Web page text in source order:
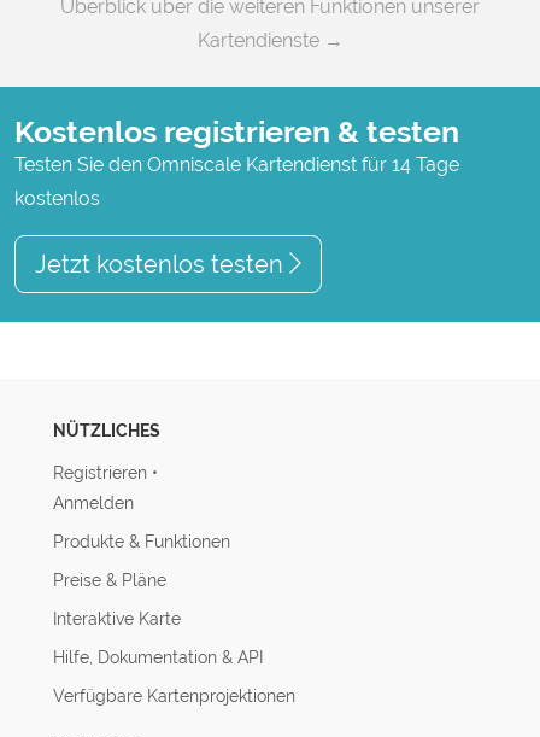
Überblick über die weiteren Funktionen unserer
Kartendienste →
Kostenlos registrieren & testen
Testen Sie den Omniscale Kartendienst für 14 Tage
kostenlos
Jetzt kostenlos testen
NÜTZLICHES
Registrieren •
Anmelden
Produkte & Funktionen
Preise & Pläne
Interaktive Karte
Hilfe, Dokumentation & API
Verfügbare Kartenprojektionen